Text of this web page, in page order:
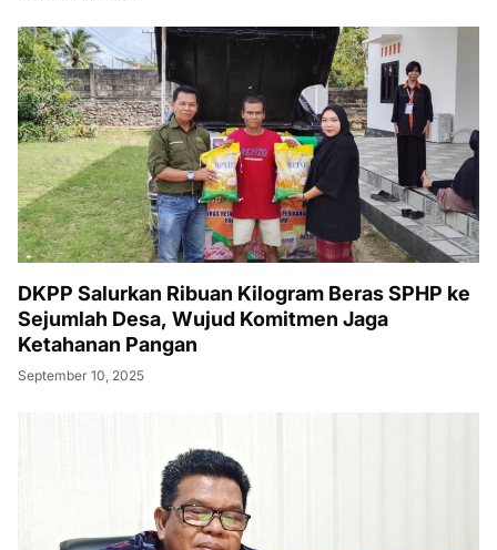
DKPP Salurkan Ribuan Kilogram Beras SPHP ke
Sejumlah Desa, Wujud Komitmen Jaga
Ketahanan Pangan
September 10, 2025